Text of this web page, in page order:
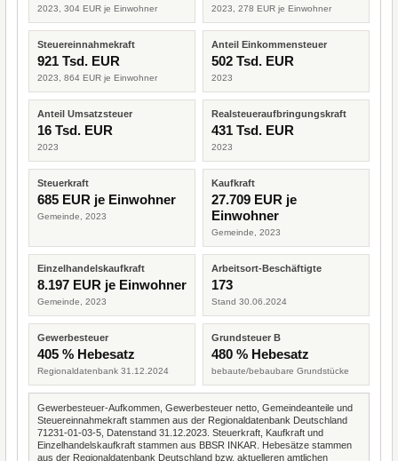
2023, 304 EUR je Einwohner 2023, 278 EUR je Einwohner
Steuereinnahmekraft
921 Tsd. EUR
2023, 864 EUR je Einwohner
Anteil Einkommensteuer
502 Tsd. EUR
2023
Anteil Umsatzsteuer
16 Tsd. EUR
2023
Realsteueraufbringungskraft
431 Tsd. EUR
2023
Steuerkraft
685 EUR je Einwohner
Gemeinde, 2023
Kaufkraft
27.709 EUR je
Einwohner
Gemeinde, 2023
Einzelhandelskaufkraft
8.197 EUR je Einwohner
Gemeinde, 2023
Arbeitsort-Beschäftigte
173
Stand 30.06.2024
Gewerbesteuer
405 % Hebesatz
Regionaldatenbank 31.12.2024
Grundsteuer B
480 % Hebesatz
bebaute/bebaubare Grundstücke
Gewerbesteuer-Aufkommen, Gewerbesteuer netto, Gemeindeanteile und
Steuereinnahmekraft stammen aus der Regionaldatenbank Deutschland
71231-01-03-5, Datenstand 31.12.2023. Steuerkraft, Kaufkraft und
Einzelhandelskaufkraft stammen aus BBSR INKAR. Hebesätze stammen
aus der Regionaldatenbank Deutschland bzw. aktuelleren amtlichen